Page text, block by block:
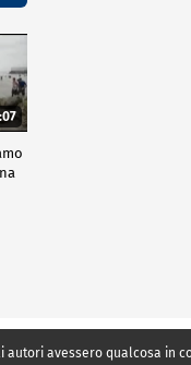
avessero qualcosa in